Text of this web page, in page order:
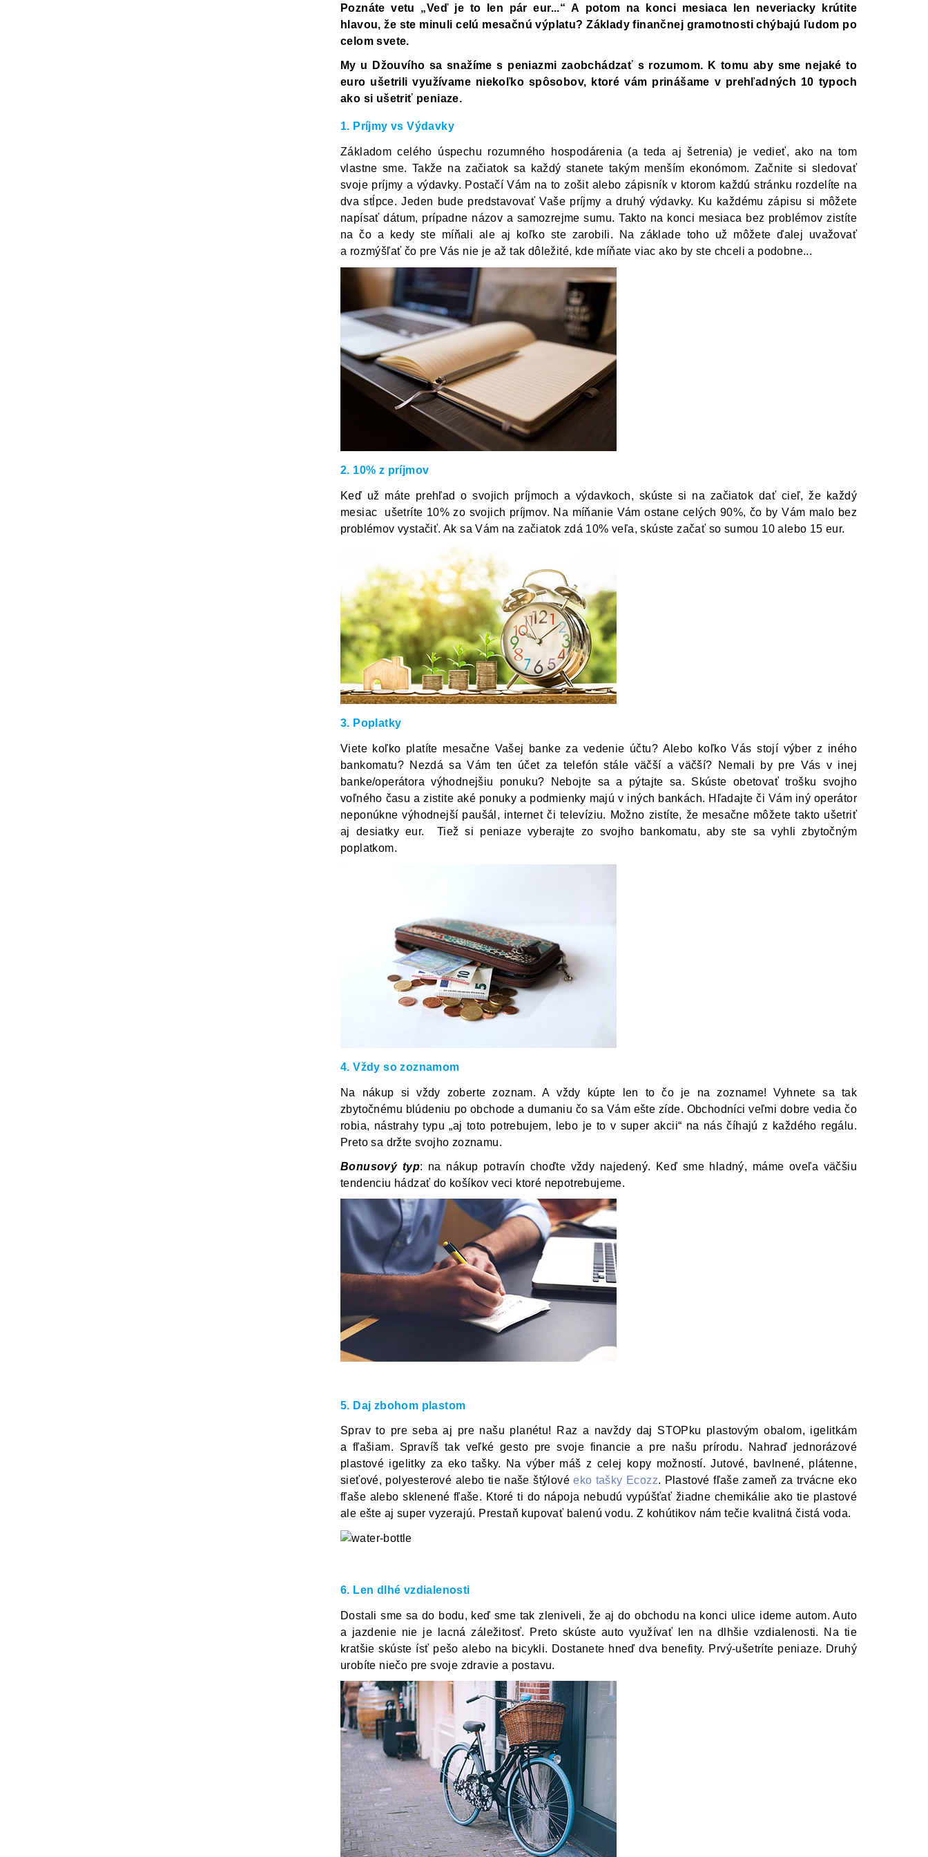
Poznáte vetu „Veď je to len pár eur...“ A potom na konci mesiaca len neveriacky krútite
hlavou, že ste minuli celú mesačnú výplatu? Základy finančnej gramotnosti chýbajú ľudom po
celom svete.
My u Džouvího sa snažíme s peniazmi zaobchádzať s rozumom. K tomu aby sme nejaké to
euro ušetrili využívame niekoľko spôsobov, ktoré vám prinášame v prehľadných 10 typoch
ako si ušetriť peniaze.
1. Príjmy vs Výdavky
Základom celého úspechu rozumného hospodárenia (a teda aj šetrenia) je vedieť, ako na tom
vlastne sme. Takže na začiatok sa každý stanete takým menším ekonómom. Začnite si sledovať
svoje príjmy a výdavky. Postačí Vám na to zošit alebo zápisník v ktorom každú stránku rozdelíte na
dva stĺpce. Jeden bude predstavovať Vaše príjmy a druhý výdavky. Ku každému zápisu si môžete
napísať dátum, prípadne názov a samozrejme sumu. Takto na konci mesiaca bez problémov zistíte
na čo a kedy ste míňali ale aj koľko ste zarobili. Na základe toho už môžete ďalej uvažovať
a rozmýšľať čo pre Vás nie je až tak dôležité, kde míňate viac ako by ste chceli a podobne...
2. 10% z príjmov
Keď už máte prehľad o svojich príjmoch a výdavkoch, skúste si na začiatok dať cieľ, že každý
mesiac
ušetríte 10% zo svojich príjmov. Na míňanie Vám ostane celých 90%, čo by Vám malo bez
problémov vystačiť. Ak sa Vám na začiatok zdá 10% veľa, skúste začať so sumou 10 alebo 15 eur.
3. Poplatky
Viete koľko platíte mesačne Vašej banke za vedenie účtu? Alebo koľko Vás stojí výber z iného
bankomatu? Nezdá sa Vám ten účet za telefón stále väčší a väčší? Nemali by pre Vás v inej
banke/operátora výhodnejšiu ponuku? Nebojte sa a pýtajte sa. Skúste obetovať trošku svojho
voľného času a zistite aké ponuky a podmienky majú v iných bankách. Hľadajte či Vám iný operátor
neponúkne výhodnejší paušál, internet či televíziu. Možno zistíte, že mesačne môžete takto ušetriť
aj desiatky eur.
Tiež si peniaze vyberajte zo svojho bankomatu, aby ste sa vyhli zbytočným
poplatkom.
4. Vždy so zoznamom
Na nákup si vždy zoberte zoznam. A vždy kúpte len to čo je na zozname! Vyhnete sa tak
zbytočnému blúdeniu po obchode a dumaniu čo sa Vám ešte zíde. Obchodníci veľmi dobre vedia čo
robia, nástrahy typu „aj toto potrebujem, lebo je to v super akcii“ na nás číhajú z každého regálu.
Preto sa držte svojho zoznamu.
Bonusový typ: na nákup potravín choďte vždy najedený. Keď sme hladný, máme oveľa väčšiu
tendenciu hádzať do košíkov veci ktoré nepotrebujeme.
5. Daj zbohom plastom
Sprav to pre seba aj pre našu planétu! Raz a navždy daj STOPku plastovým obalom, igelitkám
a fľašiam. Spravíš tak veľké gesto pre svoje financie a pre našu prírodu. Nahraď jednorázové
plastové igelitky za eko tašky. Na výber máš z celej kopy možností. Jutové, bavlnené, plátenne,
sieťové, polyesterové alebo tie naše štýlovéeko tašky Ecozz. Plastové fľaše zameň za trvácne eko
fľaše alebo sklenené fľaše. Ktoré ti do nápoja nebudú vypúšťať žiadne chemikálie ako tie plastové
ale ešte aj super vyzerajú. Prestaň kupovať balenú vodu. Z kohútikov nám tečie kvalitná čistá voda.
6. Len dlhé vzdialenosti
Dostali sme sa do bodu, keď sme tak zleniveli, že aj do obchodu na konci ulice ideme autom. Auto
a jazdenie nie je lacná záležitosť. Preto skúste auto využívať len na dlhšie vzdialenosti. Na tie
kratšie skúste ísť pešo alebo na bicykli. Dostanete hneď dva benefity. Prvý-ušetríte peniaze. Druhý
urobíte niečo pre svoje zdravie a postavu.